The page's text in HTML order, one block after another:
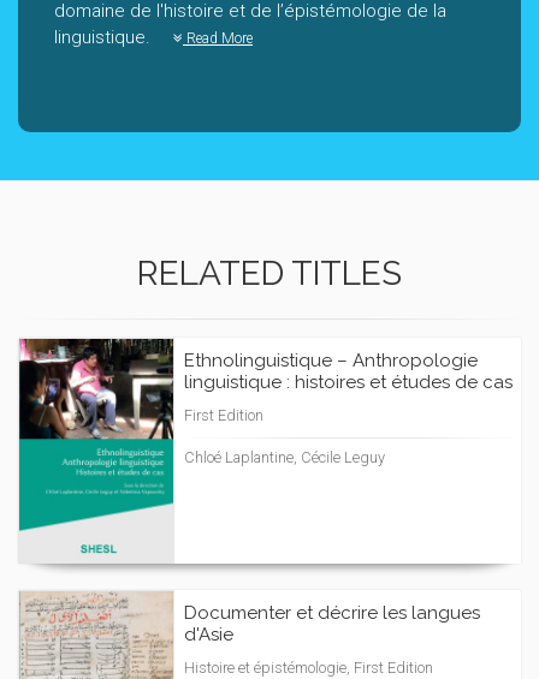
domaine de l'histoire et de l’épistémologie de la
linguistique.
Read More
RELATED TITLES
Ethnolinguistique – Anthropologie
linguistique : histoires et études de cas
First Edition
Chloé Laplantine, Cécile Leguy
Documenter et décrire les langues
d'Asie
Histoire et épistémologie, First Edition